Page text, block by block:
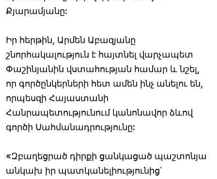
Քյարամյանը:
Իր հերթին, Արմեն Աբազյանը
շնորհակալություն է հայտնել վարչապետ
Փաշինյանին վստահության համար և նշել,
որ գործընկերների հետ ամեն ինչ անելու են,
որպեսզի Հայաստանի
Հանրապետությունում կանոնավոր ձևով
գործի Սահմանադրությունը:
«Զբաղեցրած դիրքի ցանկացած պաշտոնյա
անկախ իր պատկանելիությունից՝